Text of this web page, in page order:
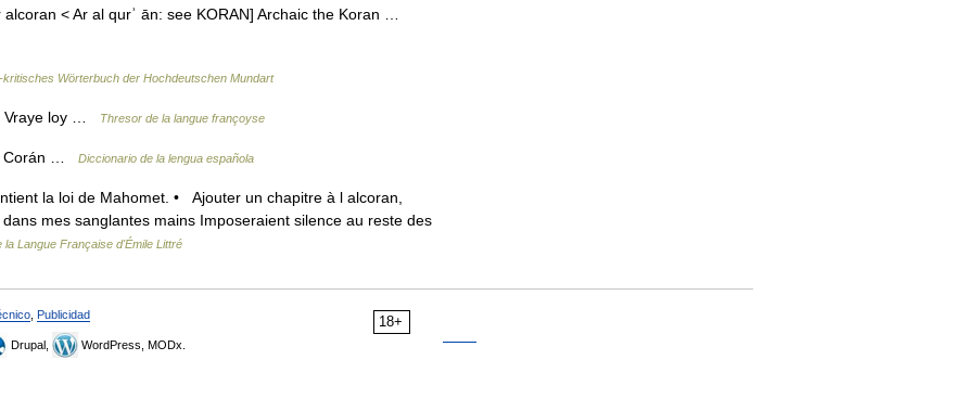
alcoran < Ar al qurʾ ān: see KORAN] Archaic the Koran …
Wörterbuch der Hochdeutschen Mundart
Vraye loy … Thresor de la langue françoyse
Corán … Diccionario de la lengua española
la loi de Mahomet. • Ajouter un chapitre à l alcoran,
mes sanglantes mains Imposeraient silence au reste des
la Langue Française d'Émile Littré
18+
Publicidad
Drupal, WordPress, MODx.